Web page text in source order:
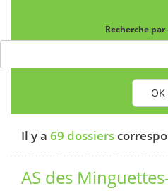
Recherche
OK
Il y a 69 dossiers
AS des